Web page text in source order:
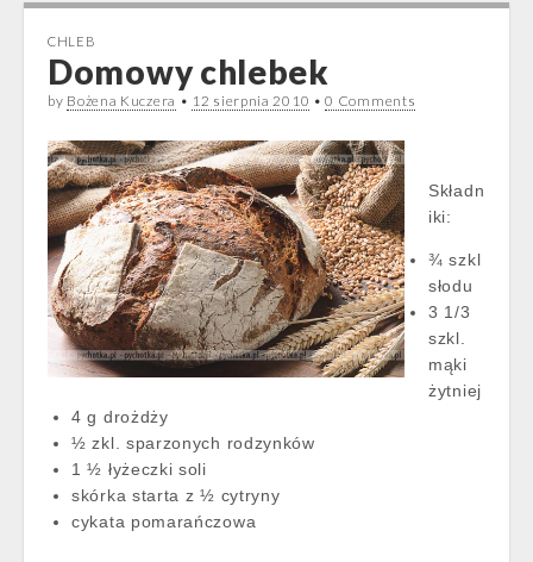
CHLEB
Domowy chlebek
by Bożena Kuczera • 12 sierpnia 2010 •0 Comments
Składn
iki:
¾ szkl
słodu
3 1/3
szkl.
mąki
żytniej
4 g drożdży
½ zkl. sparzonych rodzynków
1 ½ łyżeczki soli
skórka starta z ½ cytryny
cykata pomarańczowa